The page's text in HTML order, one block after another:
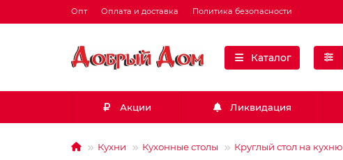
Опт Оплата и доставка Политика безопасности
Каталог
Акции Ликвидация
Кухни Кухонные столы Круглый стол на кухню